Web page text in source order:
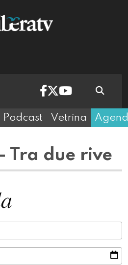
Podcast Vetrina
Tra due rive